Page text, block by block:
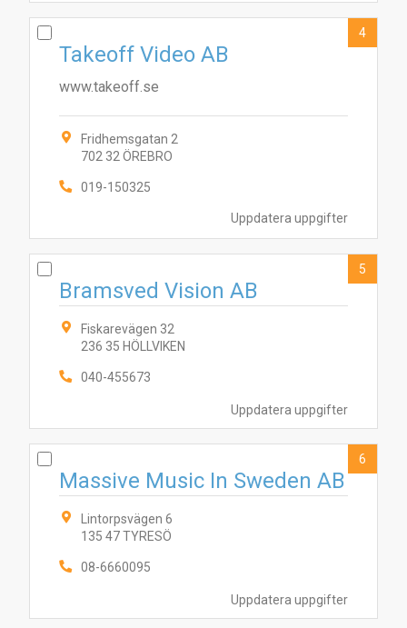
Uppdatera uppgifter
Takeoff Video AB
www.takeoff.se
Fridhemsgatan 2
702 32 ÖREBRO
019-150325
4
Uppdatera uppgifter
Bramsved Vision AB
Fiskarevägen 32
236 35 HÖLLVIKEN
040-455673
5
Uppdatera uppgifter
Massive Music In Sweden AB
Lintorpsvägen 6
135 47 TYRESÖ
08-6660095
6